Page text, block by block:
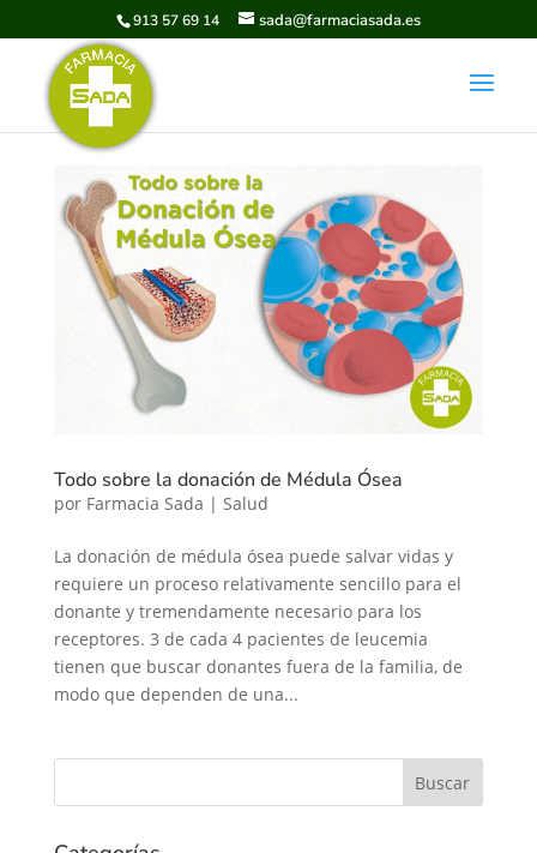
913 57 69 14 sada@farmaciasada.es
Todo sobre la donación de Médula Ósea
por Farmacia Sada | Salud
La donación de médula ósea puede salvar vidas y
requiere un proceso relativamente sencillo para el
donante y tremendamente necesario para los
receptores. 3 de cada 4 pacientes de leucemia
tienen que buscar donantes fuera de la familia, de
modo que dependen de una...